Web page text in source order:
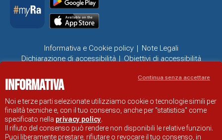
Informativa e Cookie policy
Note Legali
Dichiarazione di accessibilità
Obiettivi di accessibilità
SITO UFFICIALE DI INFORMAZIONE TURISTICA DI RAVENNA
Informativa
Noi e terze parti selezionate utilizziamo cookie o tecnologie simili per
finalità tecniche e, con il tuo consenso, anche per "statistica" come
specificato nella privacy policy.
Il rifiuto del consenso può rendere non disponibili le relative funzioni.
Puoi liberamente prestare, rifiutare o revocare il tuo consenso, in
Continua senza accettare